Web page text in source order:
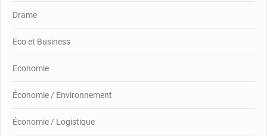
Drame
Eco et Business
Economie
Économie / Environnement
Économie / Logistique